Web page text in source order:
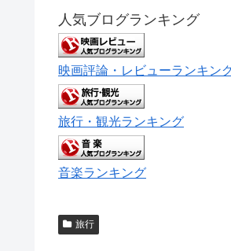
人気ブログランキング
映画評論・レビューランキン
旅行・観光ランキング
音楽ランキング
旅行